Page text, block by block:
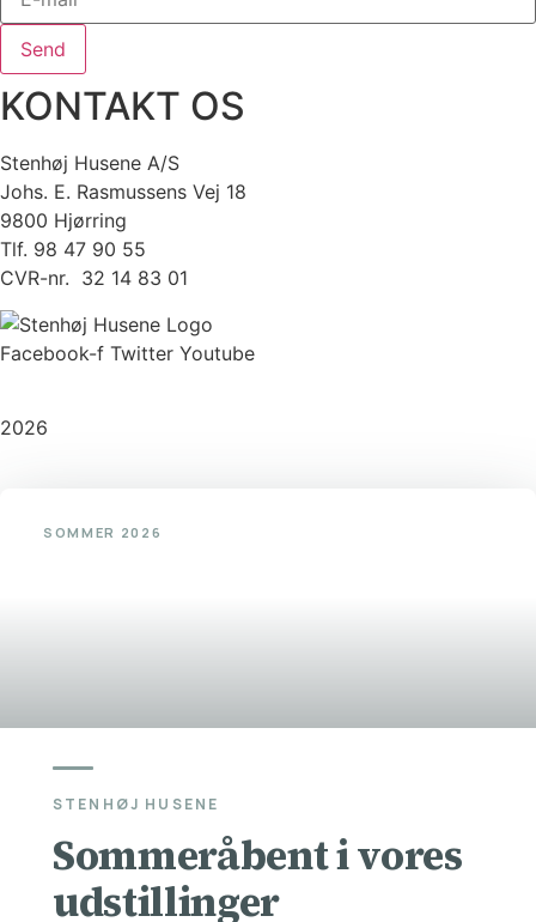
Send
KONTAKT OS
Stenhøj Husene A/S
Johs. E. Rasmussens Vej 18
9800 Hjørring
Tlf. 98 47 90 55
CVR-nr. 32 14 83 01
Facebook-f Twitter Youtube
2026
SOMMER 2026
STENHØJ HUSENE
Sommeråbent i vores
udstillinger